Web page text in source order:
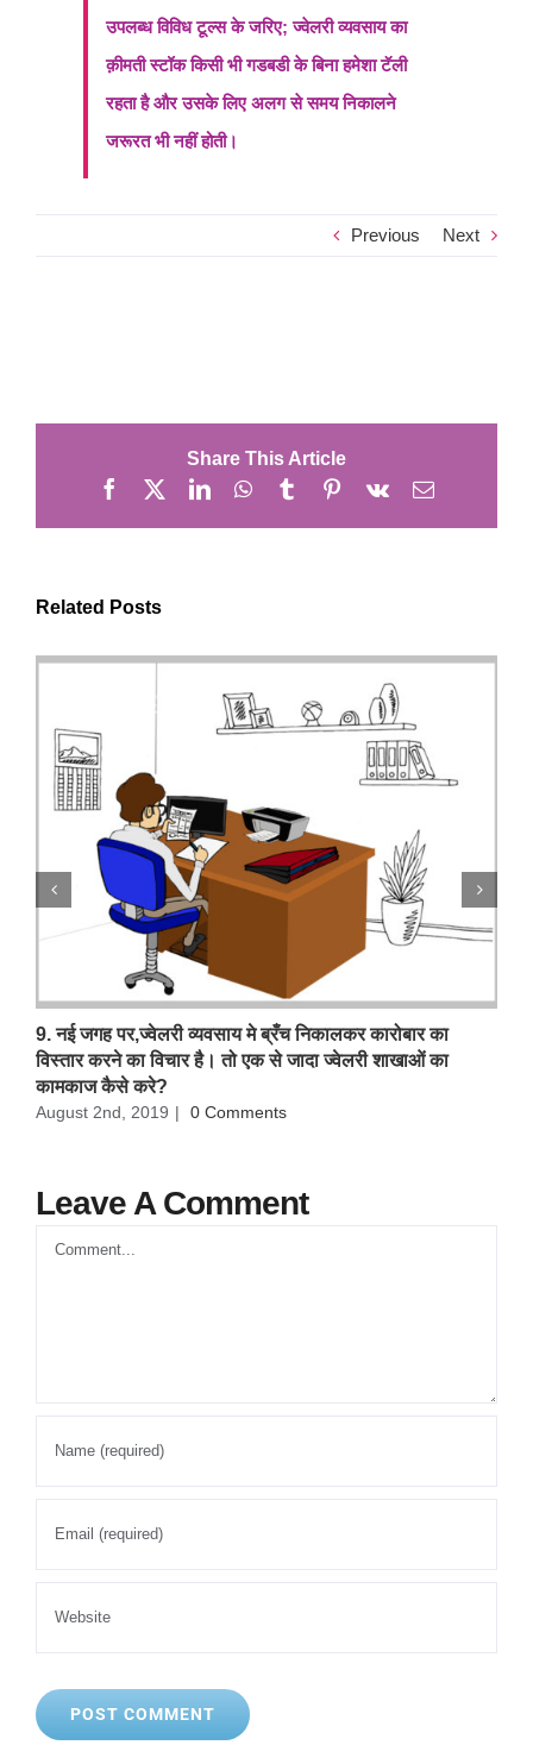
उपलब्ध विविध टूल्स के जरिए; ज्वेलरी व्यवसाय का
क़ीमती स्टॉक किसी भी गडबडी के बिना हमेशा टॅली
रहता है और उसके लिए अलग से समय निकालने
जरूरत भी नहीं होती।
Previous Next
Share This Article
Facebook LinkedInWhatsApp
TumblrPinterest
Vk Email
Related Posts
9. नई जगह पर,ज्वेलरी व्यवसाय मे ब्रँच निकालकर कारोबार का
विस्तार करने का विचार है। तो एक से जादा ज्वेलरी शाखाओं का
कामकाज कैसे करे?
August 2nd, 2019 | 0 Comments
Leave A Comment
Comment